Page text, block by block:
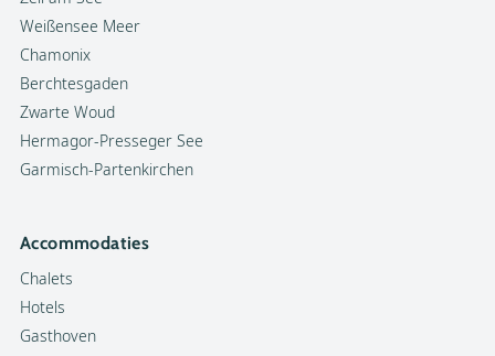
Weißensee Meer
Chamonix
Berchtesgaden
Zwarte Woud
Hermagor-Presseger See
Garmisch-Partenkirchen
Accommodaties
Chalets
Hotels
Gasthoven